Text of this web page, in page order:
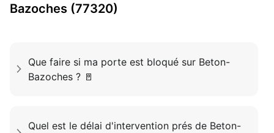
Bazoches (77320)
Que faire si ma porte est bloqué sur Beton-
Bazoches ? 🚪
Quel est le délai d'intervention prés de Beton-